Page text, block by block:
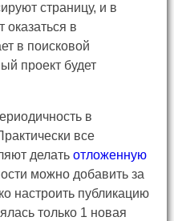
страницу, и в
в
в поисковой
проект будет
в
все
делать отложенную
можно добавить за
настроить публикацию
только 1 новая